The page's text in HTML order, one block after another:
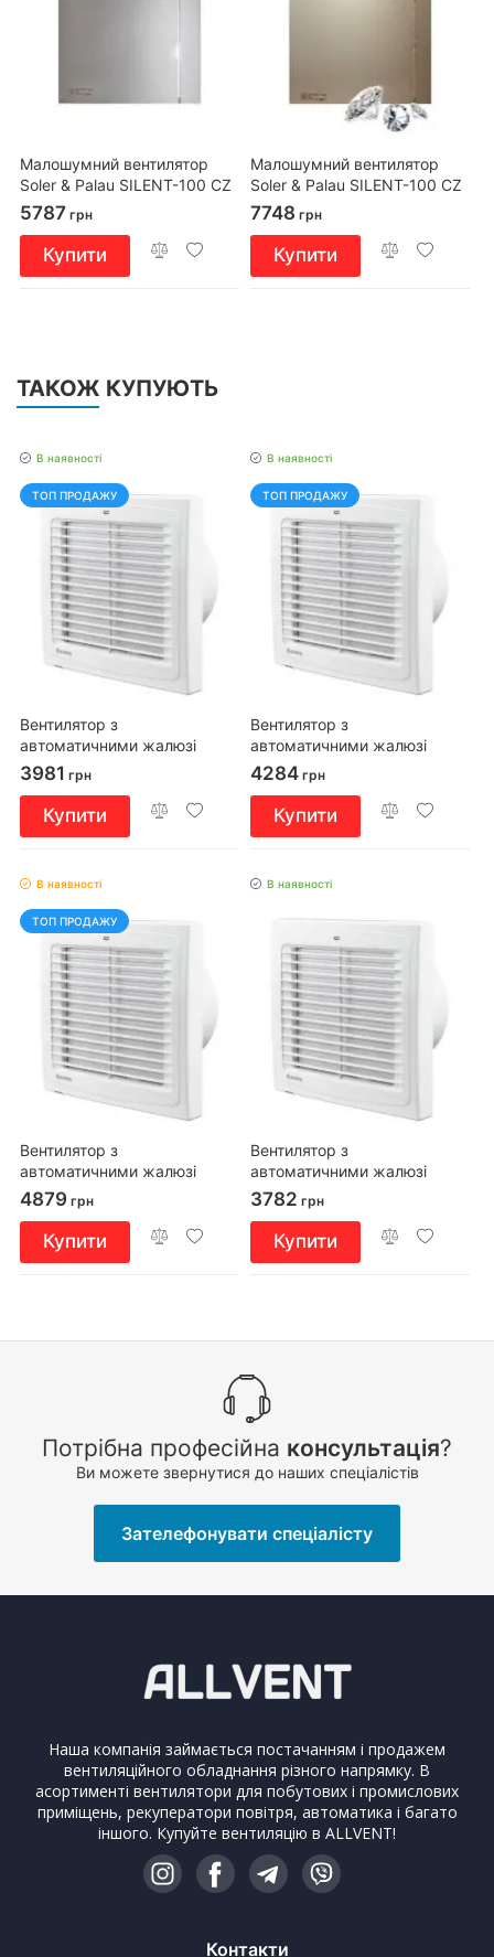
Малошумний вентилятор
Soler & Palau SILENT-100 CZ
DESIGN Grey 4C
5787 грн
Купити
Малошумний вентилятор
Soler & Palau SILENT-100 CZ
DESIGN SWAROVSKI
Champagne
7748 грн
Купити
ТАКОЖ КУПУЮТЬ
В наявності
ТОП ПРОДАЖУ
Вентилятор з
автоматичними жалюзі
Blauberg AUTO 100
3981 грн
Купити
В наявності
ТОП ПРОДАЖУ
Вентилятор з
автоматичними жалюзі
Blauberg AUTO 125
4284 грн
Купити
В наявності
ТОП ПРОДАЖУ
Вентилятор з
автоматичними жалюзі
Blauberg AUTO 100 T
4879 грн
Купити
В наявності
Вентилятор з
автоматичними жалюзі
Blauberg AUTO 125 S
3782 грн
Купити
Потрібна професійна консультація?
Ви можете звернутися до наших спеціалістів
Зателефонувати спеціалісту
Наша компанія займається постачанням і продажем
вентиляційного обладнання різного напрямку. В
асортименті вентилятори для побутових і промислових
приміщень, рекуператори повітря, автоматика і багато
іншого. Купуйте вентиляцію в ALLVENT!
Контакти